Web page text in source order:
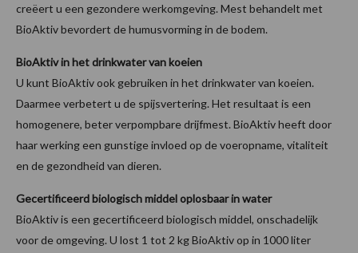
creëert u een gezondere werkomgeving. Mest behandelt met
BioAktiv bevordert de humusvorming in de bodem.
BioAktiv in het drinkwater van koeien
U kunt BioAktiv ook gebruiken in het drinkwater van koeien.
Daarmee verbetert u de spijsvertering. Het resultaat is een
homogenere, beter verpompbare drijfmest. BioAktiv heeft door
haar werking een gunstige invloed op de voeropname, vitaliteit
en de gezondheid van dieren.
Gecertificeerd biologisch middel oplosbaar in water
BioAktiv is een gecertificeerd biologisch middel, onschadelijk
voor de omgeving. U lost 1 tot 2 kg BioAktiv op in 1000 liter